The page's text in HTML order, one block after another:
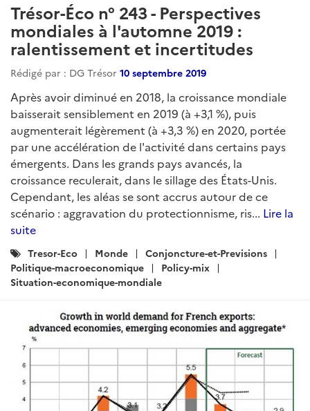
Trésor-Éco n° 243 - Perspectives
mondiales à l'automne 2019 :
ralentissement et incertitudes
Rédigé par : DG Trésor 10 septembre 2019
Après avoir diminué en 2018, la croissance mondiale
baisserait sensiblement en 2019 (à +3,1 %), puis
augmenterait légèrement (à +3,3 %) en 2020, portée
par une accélération de l'activité dans certains pays
émergents. Dans les grands pays avancés, la
croissance reculerait, dans le sillage des États-Unis.
Cependant, les aléas se sont accrus autour de ce
scénario : aggravation du protectionnisme, ris... Lire la
suite
Catégories
:
Tresor-Eco Monde
Conjoncture-et-Previsions
Politique-macroeconomique
Policy-mix
Situation-economique-mondiale